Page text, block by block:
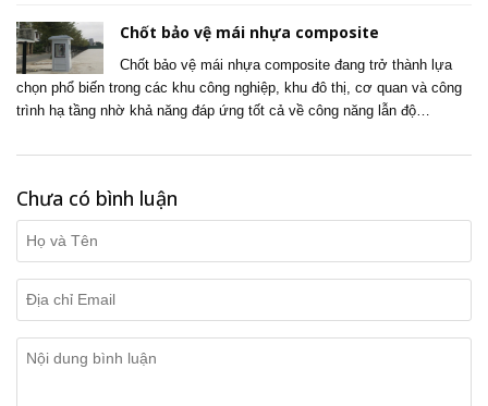
Chốt bảo vệ mái nhựa composite
Chốt bảo vệ mái nhựa composite đang trở thành lựa
chọn phổ biến trong các khu công nghiệp, khu đô thị, cơ quan và công
trình hạ tầng nhờ khả năng đáp ứng tốt cả về công năng lẫn độ…
Chưa có bình luận